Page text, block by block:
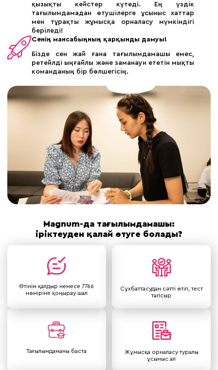
қызықты кейстер күтеді. Ең үздік
тағылымдамадан өтушілерге ұсыныс хаттар
мен тұрақты жұмысқа орналасу мүмкіндігі
беріледі!
Сенің мансабыңның қарқынды дамуы!
Бізде сен жай ғана тағылымдамашы емес,
ретейлді ыңғайлы және заманауи ететін мықты
команданың бір бөлшегісің.
Magnum-да тағылымдамашы:
іріктеуден қалай өтуге болады?
Өтінім қалдыр немесе 7766
нөміріне қоңырау шал
Сұхбаттасудан сәтті өтіп, тест
тапсыр
Тағылымдаманы баста
Жұмысқа орналасу туралы
ұсыныс ал